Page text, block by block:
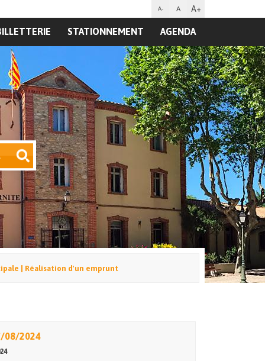
A- A A+
STATIONNEMENT AGENDA
| Réalisation d'un emprunt
08/2024